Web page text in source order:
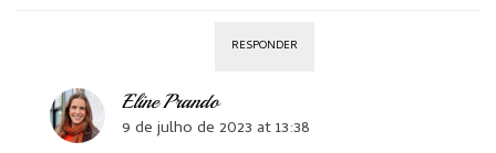
RESPONDER
Eline Prando
9 de julho de 2023 at 13:38